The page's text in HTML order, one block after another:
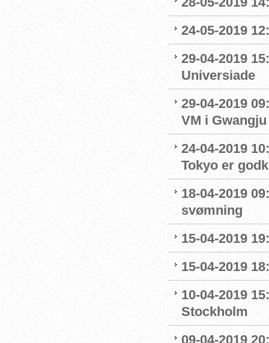
24-05-2019
29-04-2019
Universiade
29-04-2019
VM i Gwangju
24-04-2019
Tokyo er
18-04-2019
svømning
15-04-2019
15-04-2019
10-04-2019
Stockholm
09-04-2019